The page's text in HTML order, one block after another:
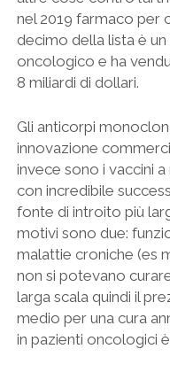
nel 2019 farmaco per
decimo della lista è
oncologico e ha
8 miliardi di dollari.
Gli anticorpi
innovazione
invece sono i vaccini
con incredibile
fonte di introito più
motivi sono due:
malattie croniche (es
non si potevano
larga scala quindi il
medio per una cura
in pazienti oncologici